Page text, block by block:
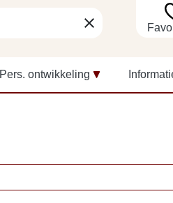
clear
Pers. ontwikkeling